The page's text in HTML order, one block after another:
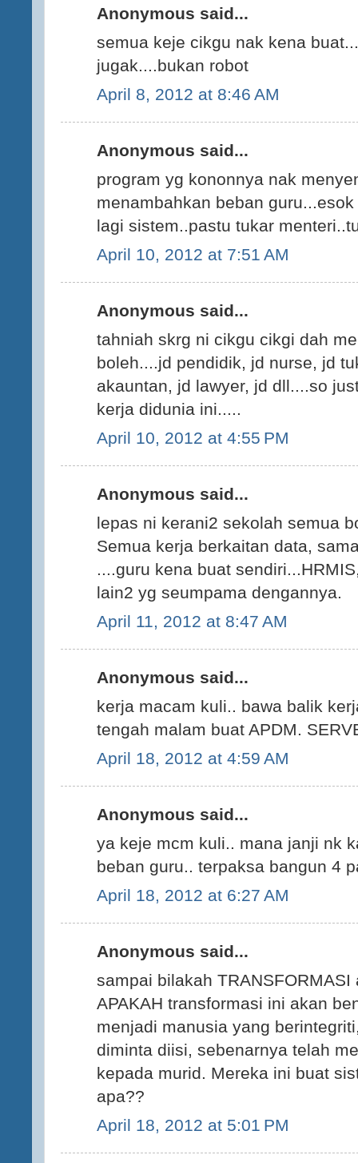
Anonymous said...
semua keje cikgu nak kena
jugak....bukan robot
April 8, 2012 at 8:46 AM
Anonymous said...
program yg kononnya nak
menambahkan beban
lagi sistem..pastu tukar
April 10, 2012 at 7:51 AM
Anonymous said...
tahniah skrg ni cikgu cikgi dah
boleh....jd pendidik, jd nurse, jd
akauntan, jd lawyer, jd dll....so
kerja didunia ini.....
April 10, 2012 at 4:55 PM
Anonymous said...
lepas ni kerani2 sekolah semua
Semua kerja berkaitan data,
....guru kena buat
lain2 yg seumpama dengannya.
April 11, 2012 at 8:47 AM
Anonymous said...
kerja macam kuli.. bawa balik
tengah malam buat APDM.
April 18, 2012 at 4:59 AM
Anonymous said...
ya keje mcm kuli.. mana janji nk
beban guru.. terpaksa bangun 4
April 18, 2012 at 6:27 AM
Anonymous said...
sampai bilakah
APAKAH transformasi ini akan
menjadi manusia yang
diminta diisi, sebenarnya telah
kepada murid. Mereka ini buat
apa??
April 18, 2012 at 5:01 PM